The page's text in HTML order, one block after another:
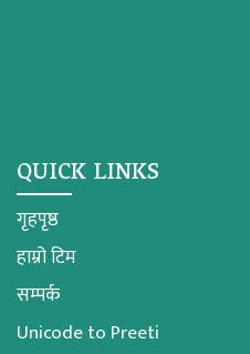
QUICK LINKS
गृहपृष्ठ
हाम्रो टिम
सम्पर्क
Unicode to Preeti